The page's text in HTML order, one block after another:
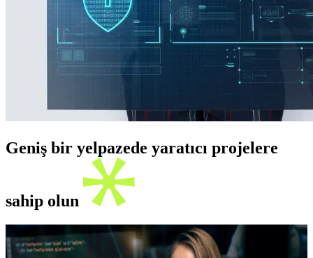
Geniş bir yelpazede yaratıcı projelere
sahip olun